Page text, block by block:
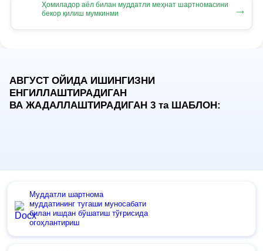
Ҳомиладор аёл билан муддатли меҳнат шартномасини
бекор қилиш мумкинми
→
АВГУСТ ОЙИДА ИШИНГИЗНИ
ЕНГИЛЛАШТИРАДИГАН
ВА ЖАДАЛЛАШТИРАДИГАН 3 таШАБЛОН:
Муддатли шартнома
муддатининг тугаши муносабати
билан ишдан бўшатиш тўғрисида
огоҳлантириш